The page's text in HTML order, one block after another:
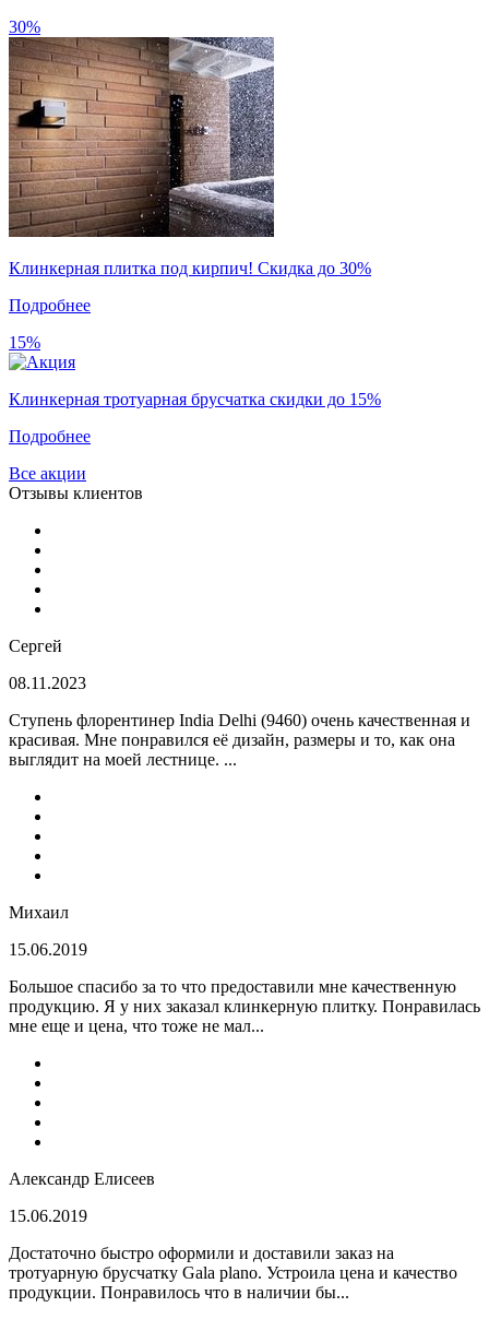
30%
Клинкерная плитка под кирпич! Скидка до 30%
Подробнее
15%
Клинкерная тротуарная брусчатка скидки до 15%
Подробнее
Все акции
Отзывы клиентов
Сергей
08.11.2023
Ступень флорентинер India Delhi (9460) очень качественная и
красивая. Мне понравился её дизайн, размеры и то, как она
выглядит на моей лестнице. ...
Михаил
15.06.2019
Большое спасибо за то что предоставили мне качественную
продукцию. Я у них заказал клинкерную плитку. Понравилась
мне еще и цена, что тоже не мал...
Александр Елисеев
15.06.2019
Достаточно быстро оформили и доставили заказ на
тротуарную брусчатку Gala plano. Устроила цена и качество
продукции. Понравилось что в наличии бы...